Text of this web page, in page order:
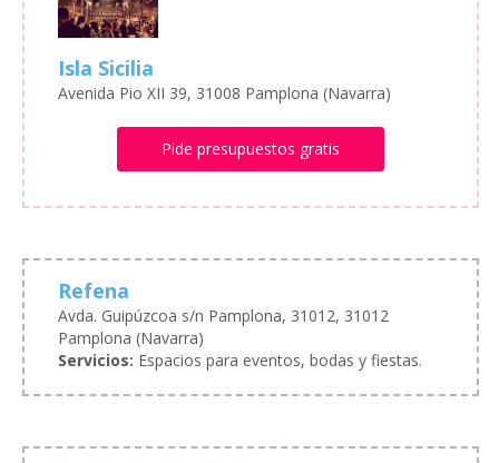
Isla Sicilia
Avenida Pio XII 39, 31008 Pamplona (Navarra)
Pide presupuestos gratis
Refena
Avda. Guipúzcoa s/n Pamplona, 31012, 31012
Pamplona (Navarra)
Servicios: Espacios para eventos, bodas y fiestas.